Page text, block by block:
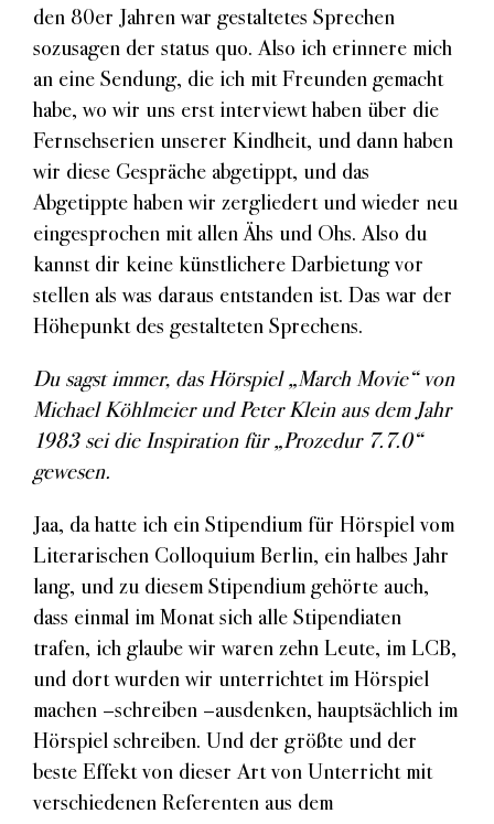
den 80er Jahren war gestaltetes Sprechen
sozusagen der status quo. Also ich erinnere mich
an eine Sendung, die ich mit Freunden gemacht
habe, wo wir uns erst interviewt haben über die
Fernsehserien unserer Kindheit, und dann haben
wir diese Gespräche abgetippt, und das
Abgetippte haben wir zergliedert und wieder neu
eingesprochen mit allen Ähs und Ohs. Also du
kannst dir keine künstlichere Darbietung vor
stellen als was daraus entstanden ist. Das war der
Höhepunkt des gestalteten Sprechens.
Du sagst immer, das Hörspiel „March Movie“ von
Michael Köhlmeier und Peter Klein aus dem Jahr
1983 sei die Inspiration für „Prozedur 7.7.0“
gewesen.
Jaa, da hatte ich ein Stipendium für Hörspiel vom
Literarischen Colloquium Berlin, ein halbes Jahr
lang, und zu diesem Stipendium gehörte auch,
dass einmal im Monat sich alle Stipendiaten
trafen, ich glaube wir waren zehn Leute, im LCB,
und dort wurden wir unterrichtet im Hörspiel
machen –schreiben –ausdenken, hauptsächlich im
Hörspiel schreiben. Und der größte und der
beste Effekt von dieser Art von Unterricht mit
verschiedenen Referenten aus dem